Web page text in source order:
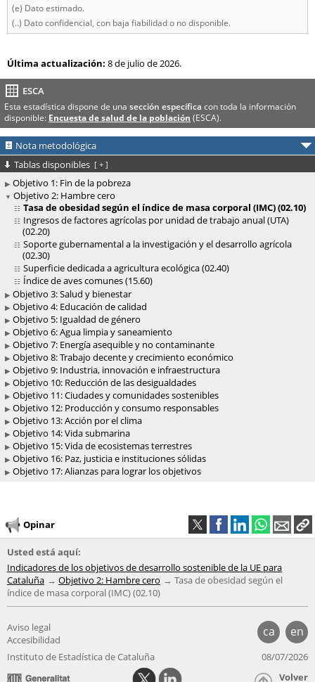
(e) Dato estimado.
(..) Dato confidencial, con baja fiabilidad o no disponible.
Última actualización: 8 de julio de 2026.
ESCA
Esta estadística dispone de una sección específica con toda la información
disponible: Encuesta de salud de la población (ESCA).
Nota metodológica
Tablas disponibles [ + ]
Objetivo 1: Fin de la pobreza
Objetivo 2: Hambre cero
Tasa de obesidad según el índice de masa corporal (IMC) (02.10)
Ingresos de factores agrícolas por unidad de trabajo anual (UTA)
(02.20)
Soporte gubernamental a la investigación y el desarrollo agrícola
(02.30)
Superficie dedicada a agricultura ecológica (02.40)
Índice de aves comunes (15.60)
Objetivo 3: Salud y bienestar
Objetivo 4: Educación de calidad
Objetivo 5: Igualdad de género
Objetivo 6: Agua limpia y saneamiento
Objetivo 7: Energía asequible y no contaminante
Objetivo 8: Trabajo decente y crecimiento económico
Objetivo 9: Industria, innovación e infraestructura
Objetivo 10: Reducción de las desigualdades
Objetivo 11: Ciudades y comunidades sostenibles
Objetivo 12: Producción y consumo responsables
Objetivo 13: Acción por el clima
Objetivo 14: Vida submarina
Objetivo 15: Vida de ecosistemas terrestres
Objetivo 16: Paz, justicia e instituciones sólidas
Objetivo 17: Alianzas para lograr los objetivos
Opinar
Usted está aquí:
Indicadores de los objetivos de desarrollo sostenible de la UE para
Cataluña
Objetivo 2: Hambre cero
Tasa de obesidad según el
índice de masa corporal (IMC) (02.10)
ca en
Aviso legal
Accesibilidad
Instituto de Estadística de Cataluña
08/07/2026
Volver